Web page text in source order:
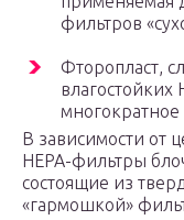
фильтров
Фторопласт,
влагостойких
многократное
В зависимости от
HEPA-фильтры
состоящие из
«гармошкой»